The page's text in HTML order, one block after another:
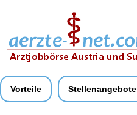
Vorteile Stellenangebote